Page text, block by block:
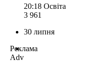
20:18 Освіта
3 961
30 липня
Реклама
Adv